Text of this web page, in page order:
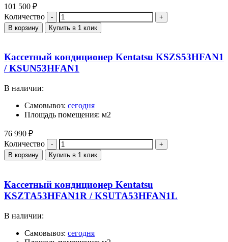
101 500 ₽
Количество
В корзину Купить в 1 клик
Кассетный кондиционер Kentatsu KSZS53HFAN1
/ KSUN53HFAN1
В наличии:
Самовывоз: сегодня
Площадь помещения: м2
76 990 ₽
Количество
В корзину Купить в 1 клик
Кассетный кондиционер Kentatsu
KSZTA53HFAN1R / KSUTA53HFAN1L
В наличии:
Самовывоз: сегодня